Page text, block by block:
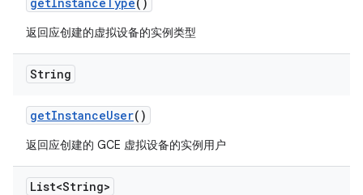
返回应创建的虚拟设备的实例类型
String
getInstanceUser()
返回应创建的 GCE 虚拟设备的实例用户
List<String>